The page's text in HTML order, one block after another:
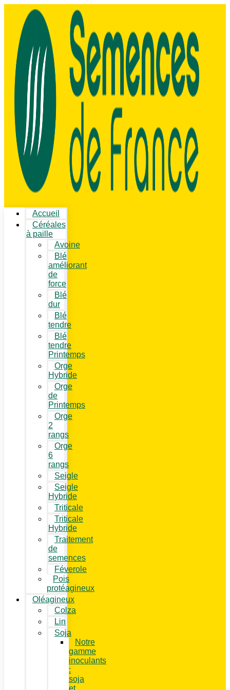
Accueil
Céréales
à paille
Avoine
Blé
améliorant
de
force
Blé
dur
Blé
tendre
Blé
tendre
Printemps
Orge
Hybride
Orge
de
Printemps
Orge
2
rangs
Orge
6
rangs
Seigle
Seigle
Hybride
Triticale
Triticale
Hybride
Traitement
de
semences
Féverole
Pois
protéagineux
Oléagineux
Colza
Lin
Soja
Notre
gamme
inoculants
:
soja
et